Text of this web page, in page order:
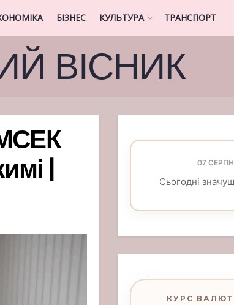
БІЗНЕС КУЛЬТУРА ТРАНСПОРТ
ВІСНИК
| 07
Сьогодні
КУРС ВАЛЮТ